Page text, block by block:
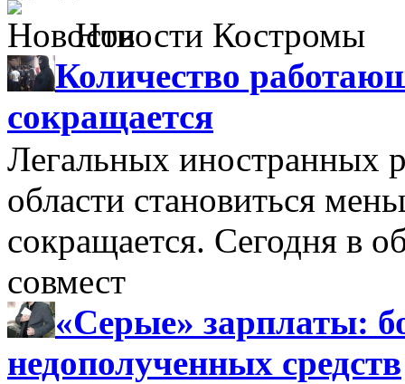
Новости Костромы
Количество
сокращается
Легальных иностранных
области становиться
сокращается. Сегодня в
совмест
«Серые» зарплаты:
недополученных средств